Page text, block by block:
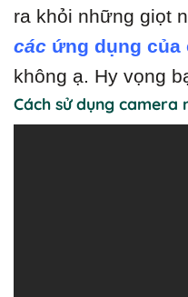
ra khỏi những giọt
các ứng dụng của
không ạ. Hy vọng
Cách sử dụng camera